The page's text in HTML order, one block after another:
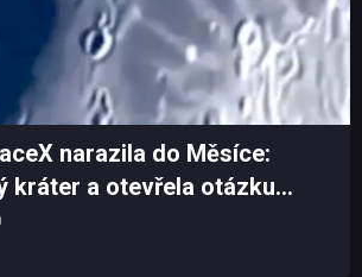
narazila do Měsíce:
kráter a otevřela otázku